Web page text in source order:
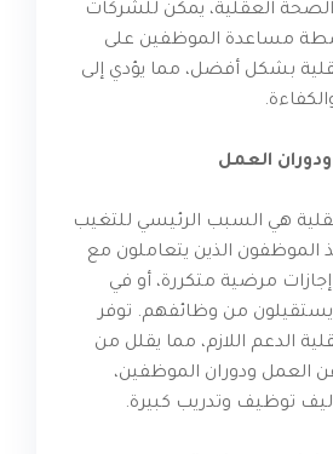
الصحة العقلية، يمكن للشركات
مساعدة الموظفين على
بشكل أفضل، مما يؤدي إلى
العمل
هي السبب الرئيسي للتغيب
الموظفون الذين يتعاملون مع
مرضية متكررة، أو في
يستقيلون من وظائفهم. توفر
الدعم اللازم، مما يقلل من
العمل ودوران الموظفين،
توظيف وتدريب كبيرة.